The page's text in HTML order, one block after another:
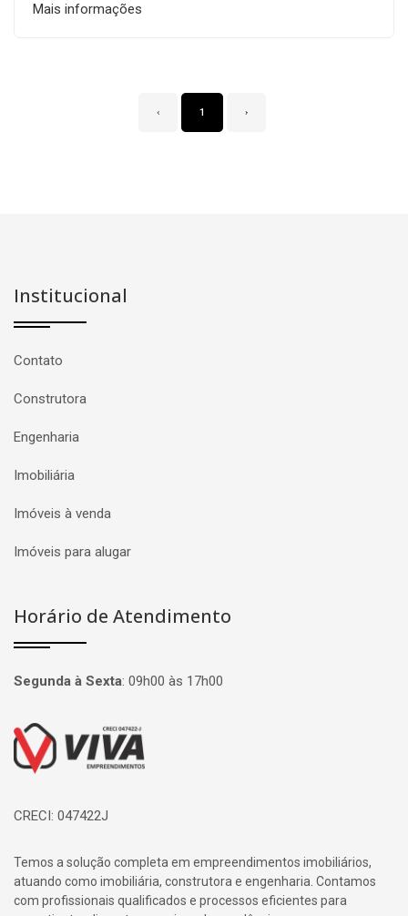
Mais informações
‹ 1 ›
Institucional
Contato
Construtora
Engenharia
Imobiliária
Imóveis à venda
Imóveis para alugar
Horário de Atendimento
Segunda à Sexta: 09h00 às 17h00
Página inicial
CRECI: 047422J
Temos a solução completa em empreendimentos imobiliários,
atuando como imobiliária, construtora e engenharia. Contamos
com profissionais qualificados e processos eficientes para